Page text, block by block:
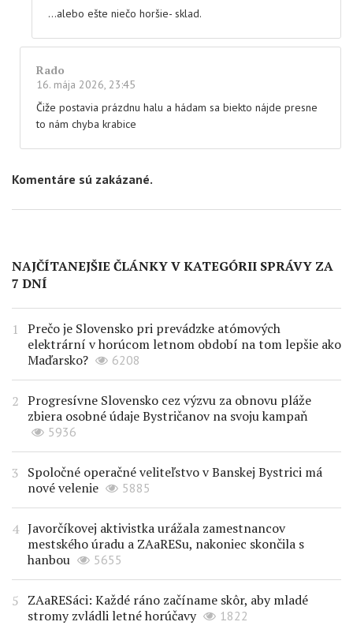
…alebo ešte niečo horšie- sklad.
Rado
16. mája 2026, 23:45
Čiže postavia prázdnu halu a hádam sa biekto nájde presne
to nám chyba krabice
Komentáre sú zakázané.
NAJČÍTANEJŠIE ČLÁNKY V KATEGÓRII SPRÁVY ZA
7 DNÍ
Prečo je Slovensko pri prevádzke atómových
elektrární v horúcom letnom období na tom lepšie ako
Maďarsko?
6208
Progresívne Slovensko cez výzvu za obnovu pláže
zbiera osobné údaje Bystričanov na svoju kampaň
5936
Spoločné operačné veliteľstvo v Banskej Bystrici má
nové velenie
5885
Javorčíkovej aktivistka urážala zamestnancov
mestského úradu a ZAaRESu, nakoniec skončila s
hanbou
5655
ZAaRESáci: Každé ráno začíname skôr, aby mladé
stromy zvládli letné horúčavy
1822